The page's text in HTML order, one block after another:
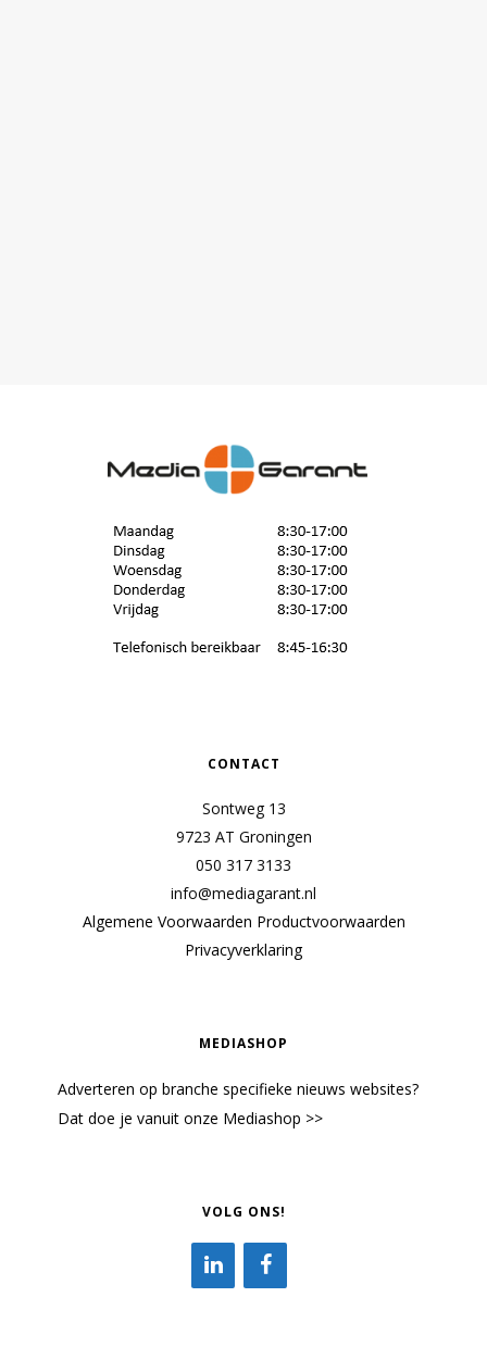
CONTACT
Sontweg 13
9723 AT Groningen
050 317 3133
info@mediagarant.nl
Algemene Voorwaarden Productvoorwaarden
Privacyverklaring
MEDIASHOP
Adverteren op branche specifieke nieuws websites?
Dat doe je vanuit onze Mediashop >>
VOLG ONS!